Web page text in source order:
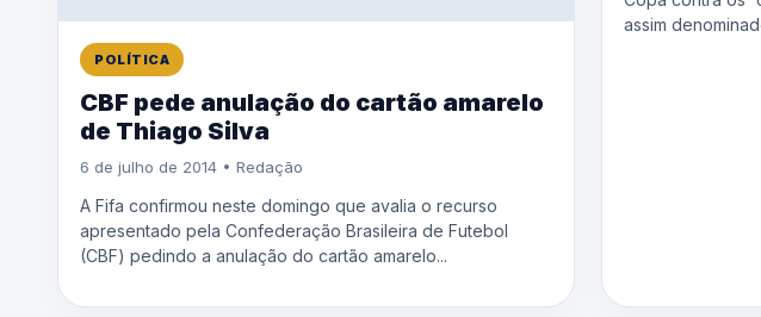
POLÍTICA
CBF pede anulação do cartão amarelo
de Thiago Silva
6 de julho de 2014 • Redação
A Fifa confirmou neste domingo que avalia o recurso
apresentado pela Confederação Brasileira de Futebol
(CBF) pedindo a anulação do cartão amarelo...
assim